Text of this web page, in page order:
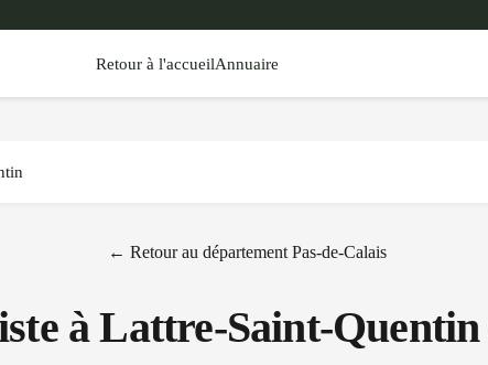
Retour à l'accueilAnnuaire
← Retour au département Pas-de-Calais
àLattre-Saint-Quentin